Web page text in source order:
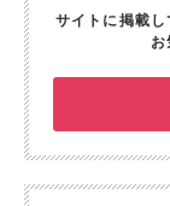
サイトに掲載し
お